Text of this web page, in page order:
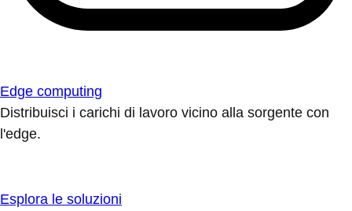
Edge computing
Distribuisci i carichi di lavoro vicino alla sorgente con
l'edge.
Esplora le soluzioni